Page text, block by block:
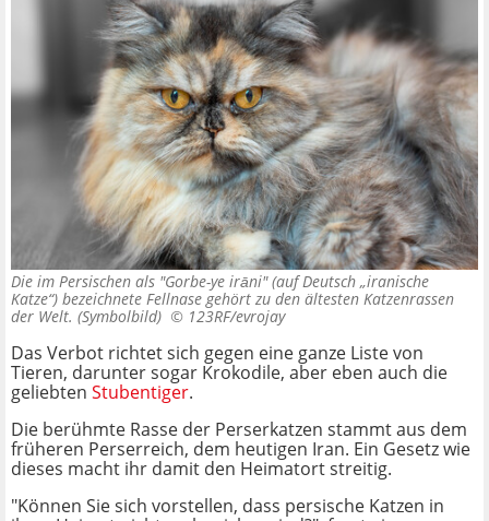
Die im Persischen als "Gorbe-ye irāni" (auf Deutsch „iranische
Katze“) bezeichnete Fellnase gehört zu den ältesten Katzenrassen
der Welt. (Symbolbild) © 123RF/evrojay
Das Verbot richtet sich gegen eine ganze Liste von
Tieren, darunter sogar Krokodile, aber eben auch die
geliebten Stubentiger.
Die berühmte Rasse der Perserkatzen stammt aus dem
früheren Perserreich, dem heutigen Iran. Ein Gesetz wie
dieses macht ihr damit den Heimatort streitig.
"Können Sie sich vorstellen, dass persische Katzen in